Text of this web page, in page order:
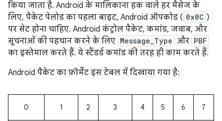
किया जाता है. Android के मालिकाना हक वाले हर मैसेज के
लिए, पैकेट पेलोड का पहला बाइट, Android ऑपकोड ( 0x0C )
पर सेट होना चाहिए. Android कंट्रोल पैकेट, कमांड, जवाब, और
सूचनाओं की पहचान करने के लिए Message_Type और PBF
का इस्तेमाल करते हैं. ये स्टैंडर्ड कमांड की तरह ही काम करते हैं.
Android पैकेट का फ़ॉर्मैट इस टेबल में दिखाया गया है:
0 1 2 3 4 5 6 7